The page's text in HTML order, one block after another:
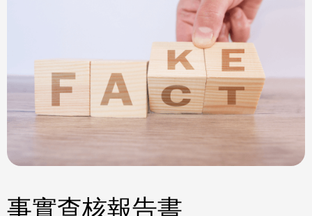
事實查核報告書